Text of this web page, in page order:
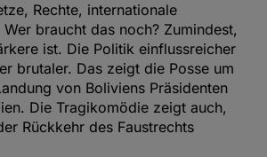
Rechte, internationale
braucht das noch? Zumindest,
ist. Die Politik einflussreicher
brutaler. Das zeigt die Posse um
von Boliviens Präsidenten
Die Tragikomödie zeigt auch,
Rückkehr des Faustrechts